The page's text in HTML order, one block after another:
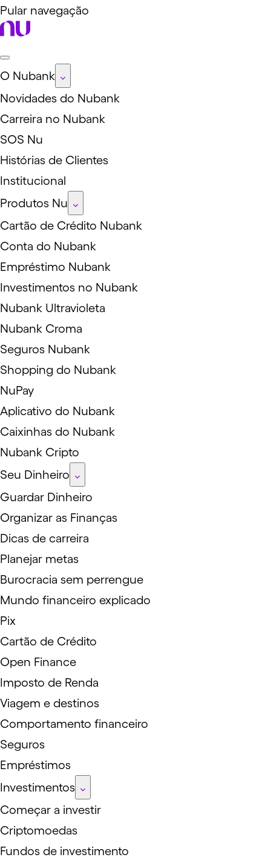
Pular navegação
O Nubank
Novidades do Nubank
Carreira no Nubank
SOS Nu
Histórias de Clientes
Institucional
Produtos Nu
Cartão de Crédito Nubank
Conta do Nubank
Empréstimo Nubank
Investimentos no Nubank
Nubank Ultravioleta
Nubank Croma
Seguros Nubank
Shopping do Nubank
NuPay
Aplicativo do Nubank
Caixinhas do Nubank
Nubank Cripto
Seu Dinheiro
Guardar Dinheiro
Organizar as Finanças
Dicas de carreira
Planejar metas
Burocracia sem perrengue
Mundo financeiro explicado
Pix
Cartão de Crédito
Open Finance
Imposto de Renda
Viagem e destinos
Comportamento financeiro
Seguros
Empréstimos
Investimentos
Começar a investir
Criptomoedas
Fundos de investimento